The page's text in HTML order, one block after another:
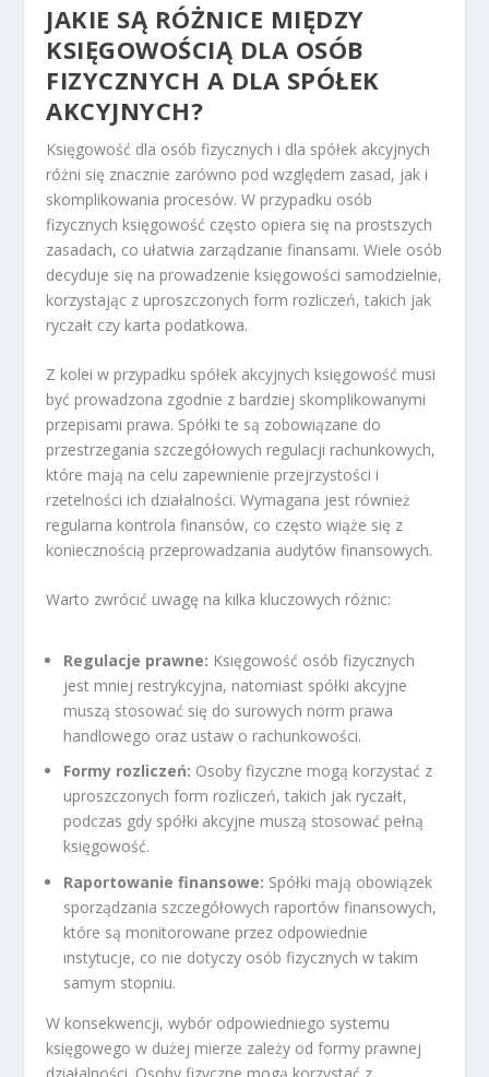
JAKIE SĄ RÓŻNICE MIĘDZY
KSIĘGOWOŚCIĄ DLA OSÓB
FIZYCZNYCH A DLA SPÓŁEK
AKCYJNYCH?
Księgowość dla osób fizycznych i dla spółek akcyjnych
różni się znacznie zarówno pod względem zasad, jak i
skomplikowania procesów. W przypadku osób
fizycznych księgowość często opiera się na prostszych
zasadach, co ułatwia zarządzanie finansami. Wiele osób
decyduje się na prowadzenie księgowości samodzielnie,
korzystając z uproszczonych form rozliczeń, takich jak
ryczałt czy karta podatkowa.
Z kolei w przypadku spółek akcyjnych księgowość musi
być prowadzona zgodnie z bardziej skomplikowanymi
przepisami prawa. Spółki te są zobowiązane do
przestrzegania szczegółowych regulacji rachunkowych,
które mają na celu zapewnienie przejrzystości i
rzetelności ich działalności. Wymagana jest również
regularna kontrola finansów, co często wiąże się z
koniecznością przeprowadzania audytów finansowych.
Warto zwrócić uwagę na kilka kluczowych różnic:
Regulacje prawne: Księgowość osób fizycznych
jest mniej restrykcyjna, natomiast spółki akcyjne
muszą stosować się do surowych norm prawa
handlowego oraz ustaw o rachunkowości.
Formy rozliczeń: Osoby fizyczne mogą korzystać z
uproszczonych form rozliczeń, takich jak ryczałt,
podczas gdy spółki akcyjne muszą stosować pełną
księgowość.
Raportowanie finansowe: Spółki mają obowiązek
sporządzania szczegółowych raportów finansowych,
które są monitorowane przez odpowiednie
instytucje, co nie dotyczy osób fizycznych w takim
samym stopniu.
W konsekwencji, wybór odpowiedniego systemu
księgowego w dużej mierze zależy od formy prawnej